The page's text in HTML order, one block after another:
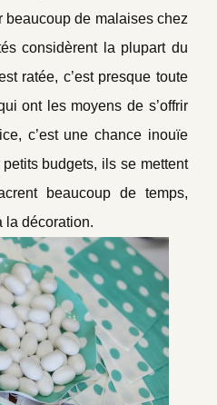
beaucoup de malaises chez
considèrent la plupart du
ratée, c’est presque toute
ont les moyens de s’offrir
c’est une chance inouïe
budgets, ils se mettent
beaucoup de temps,
la décoration.